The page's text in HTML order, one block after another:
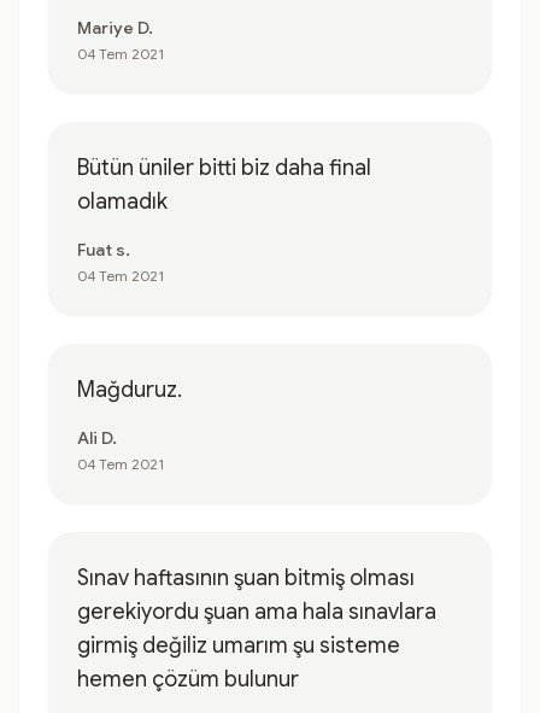
Mariye D.
04 Tem 2021
Bütün üniler bitti biz daha final
olamadık
Fuat s.
04 Tem 2021
Mağduruz.
Ali D.
04 Tem 2021
Sınav haftasının şuan bitmiş olması
gerekiyordu şuan ama hala sınavlara
girmiş değiliz umarım şu sisteme
hemen çözüm bulunur